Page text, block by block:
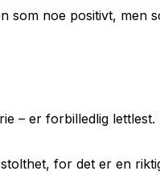
som noe positivt, men
– er forbilledlig lettlest.
for det er en